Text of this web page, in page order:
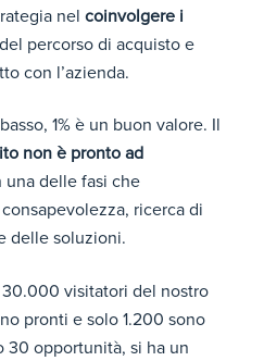
nel coinvolgere i
percorso di acquisto e
con l’azienda.
1% è un buon valore. Il
non è pronto ad
una delle fasi che
ricerca di
delle soluzioni.
visitatori del nostro
pronti e solo 1.200 sono
30 opportunità, si ha un